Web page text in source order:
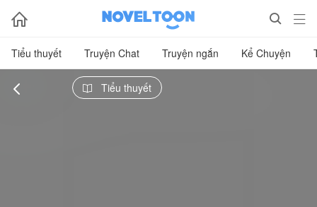
  
Tiểu thuyết Truyện Chat Truyện ngắn Kể Chuyện
  Tiểu thuyết